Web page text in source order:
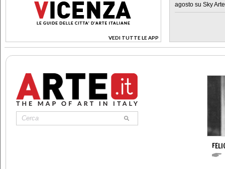
VEDI TUTTE LE APP
>
agosto su Sky Arte